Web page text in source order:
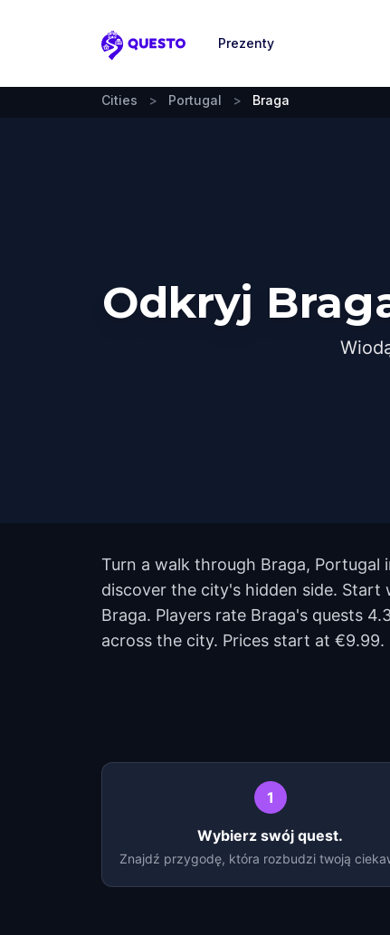
Questo
Prezenty
Cities > Portugal > Braga
Odkryj
Turn a walk through Braga, Portugal
discover the city's hidden side. Start
Braga. Players rate Braga's quests
across the city. Prices start at
1
Wybierz swój quest.
Znajdź przygodę, która rozbudzi twoją